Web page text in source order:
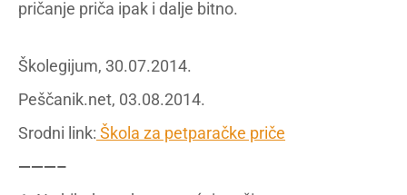
pričanje priča ipak i dalje bitno.
Školegijum, 30.07.2014.
Peščanik.net, 03.08.2014.
Srodni link: Škola za petparačke priče
———–